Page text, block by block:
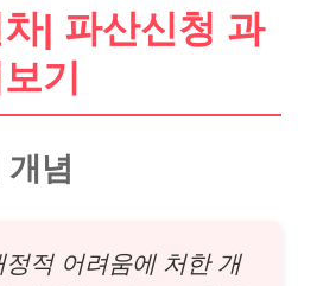
| 파산신청 과
기
념
적 어려움에 처한 개